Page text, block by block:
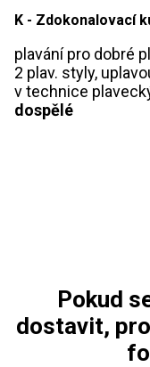
K - Zdokonalovací
plavání pro dobré
2 plav. styly,
v technice
dospělé
Pokud
dostavit,